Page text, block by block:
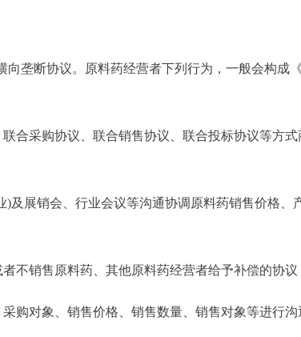
垄断协议。原料药经营者下列行为，一般会构成
采购协议、联合销售协议、联合投标协议等方式
展销会、行业会议等沟通协调原料药销售价格、
销售原料药、其他原料药经营者给予补偿的协议
对象、销售价格、销售数量、销售对象等进行沟